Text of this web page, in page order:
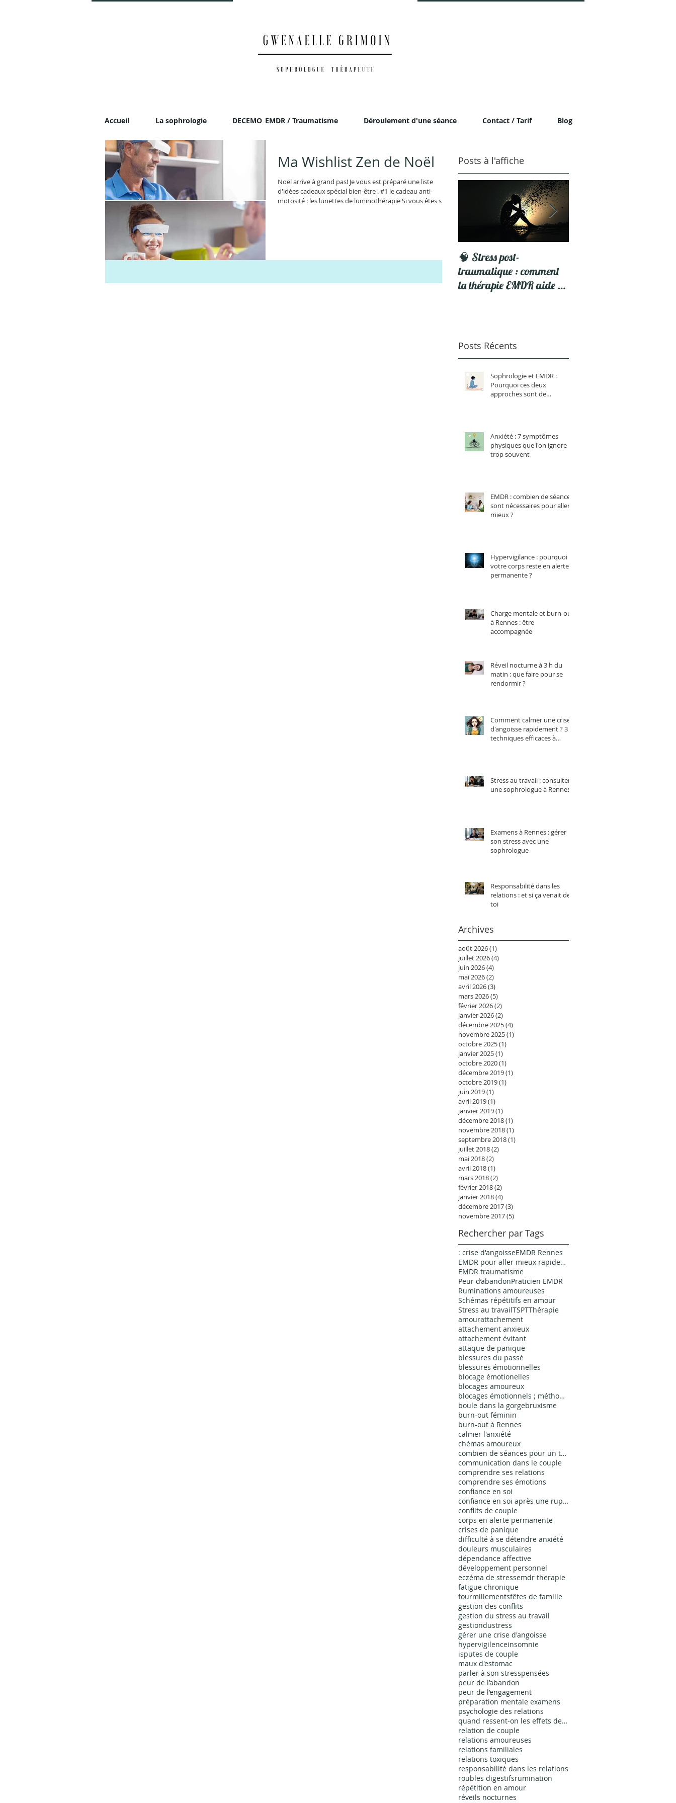
Accueil La sophrologie DECEMO_EMDR / Traumatisme Déroulement d'une séance Contact / Tarif Blog
Ma Wishlist Zen de Noël
Noël arrive à grand pas! Je vous est préparé une liste
d'idées cadeaux spécial bien-être . #1 le cadeau anti-
motosité : les lunettes de luminothérapie Si vous êtes sujet
coffrets
Posts à l'affiche
🧠 Stress post-
traumatique : comment
la thérapie EMDR aide à
Posts Récents
Sophrologie et EMDR :
Pourquoi ces deux
approches sont de
Anxiété : 7 symptômes
physiques que l'on ignore
trop souvent
EMDR : combien de séances
sont nécessaires pour aller
mieux ?
Hypervigilance : pourquoi
votre corps reste en alerte
permanente ?
Charge mentale et burn-out
à Rennes : être
accompagnée
Réveil nocturne à 3 h du
matin : que faire pour se
rendormir ?
Comment calmer une crise
d'angoisse rapidement ? 3
techniques efficaces à
Stress au travail : consulter
une sophrologue à Rennes
Examens à Rennes : gérer
son stress avec une
sophrologue
Responsabilité dans les
relations : et si ça venait de
toi
Archives
août 2026(1)
juillet 2026(4)
juin 2026(4)
mai 2026(2)
avril 2026(3)
mars 2026(5)
février 2026(2)
janvier 2026(2)
décembre 2025(4)
novembre 2025(1)
octobre 2025(1)
janvier 2025(1)
octobre 2020(1)
décembre 2019(1)
octobre 2019(1)
juin 2019(1)
avril 2019(1)
janvier 2019(1)
décembre 2018(1)
novembre 2018(1)
septembre 2018(1)
juillet 2018(2)
mai 2018(2)
avril 2018(1)
mars 2018(2)
février 2018(2)
janvier 2018(4)
décembre 2017(3)
novembre 2017(5)
Rechercher par Tags
: crise d'angoisseEMDR Rennes
EMDR pour aller mieux rapidement
EMDR traumatisme
Peur d’abandonPraticien EMDR
Ruminations amoureuses
Schémas répétitifs en amour
Stress au travailTSPTThérapie
amourattachement
attachement anxieux
attachement évitant
attaque de panique
blessures du passé
blessures émotionnelles
blocage émotionelles
blocages amoureux
blocages émotionnels ; méthode EMDR bienfaits ; thérapie EMDR
boule dans la gorgebruxisme
burn-out féminin
burn-out à Rennes
calmer l'anxiété
chémas amoureux
combien de séances pour un traumatisme simple
communication dans le couple
comprendre ses relations
comprendre ses émotions
confiance en soi
confiance en soi après une rupture
conflits de couple
corps en alerte permanente
crises de panique
difficulté à se détendre anxiété
douleurs musculaires
dépendance affective
développement personnel
eczéma de stressemdr therapie
fatigue chronique
fourmillementsfêtes de famille
gestion des conflits
gestion du stress au travail
gestiondustress
gérer une crise d'angoisse
hypervigilenceinsomnie
isputes de couple
maux d'estomac
parler à son stresspensées
peur de l’abandon
peur de l’engagement
préparation mentale examens
psychologie des relations
quand ressent-on les effets de l'EMDR
relation de couple
relations amoureuses
relations familiales
relations toxiques
responsabilité dans les relations
roubles digestifsrumination
répétition en amour
réveils nocturnes